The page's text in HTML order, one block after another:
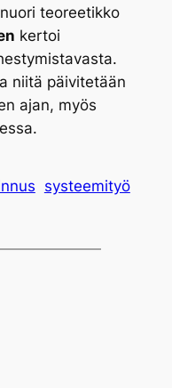
teoreetikko
kertoi
niitä päivitetään
ajan, myös
systeemityö